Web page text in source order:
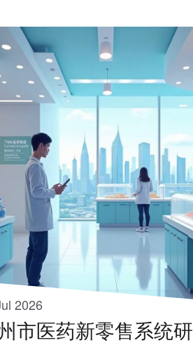
2026
市医药新零售系统研